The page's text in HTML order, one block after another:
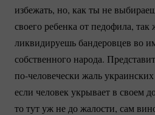
избежать, но, как ты не
своего ребенка от педофила,
ликвидируешь бандеровцев во
собственного народа.
по-человечески жаль
если человек укрывает в своем
то тут уж не до жалости, сам